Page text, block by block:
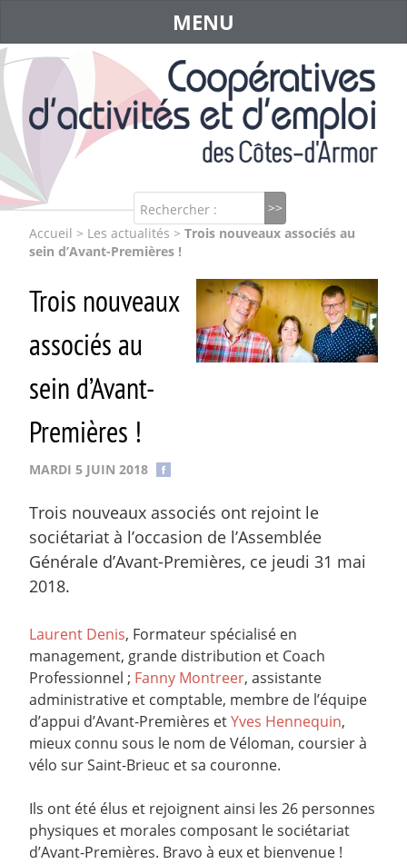
Rechercher :
MENU
Accueil > Les actualités > Trois nouveaux associés au
sein d’Avant-Premières !
Trois nouveaux
associés au
sein d’Avant-
Premières !
MARDI 5 JUIN 2018
Trois nouveaux associés ont rejoint le
sociétariat à l’occasion de l’Assemblée
Générale d’Avant-Premières, ce jeudi 31 mai
2018.
Laurent Denis, Formateur spécialisé en
management, grande distribution et Coach
Professionnel ; Fanny Montreer, assistante
administrative et comptable, membre de l’équipe
d’appui d’Avant-Premières etYves Hennequin,
mieux connu sous le nom de Véloman, coursier à
vélo sur Saint-Brieuc et sa couronne.
Ils ont été élus et rejoignent ainsi les 26 personnes
physiques et morales composant le sociétariat
d’Avant-Premières. Bravo à eux et bienvenue !